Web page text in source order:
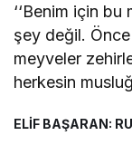
‘‘Benim için
şey değil.
meyveler
herkesin
ELİF BAŞARAN: